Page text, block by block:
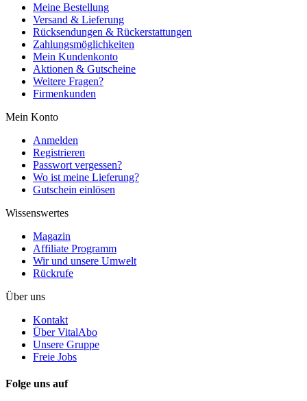
Meine Bestellung
Versand & Lieferung
Rücksendungen & Rückerstattungen
Zahlungsmöglichkeiten
Mein Kundenkonto
Aktionen & Gutscheine
Weitere Fragen?
Firmenkunden
Mein Konto
Anmelden
Registrieren
Passwort vergessen?
Wo ist meine Lieferung?
Gutschein einlösen
Wissenswertes
Magazin
Affiliate Programm
Wir und unsere Umwelt
Rückrufe
Über uns
Kontakt
Über VitalAbo
Unsere Gruppe
Freie Jobs
Folge uns auf